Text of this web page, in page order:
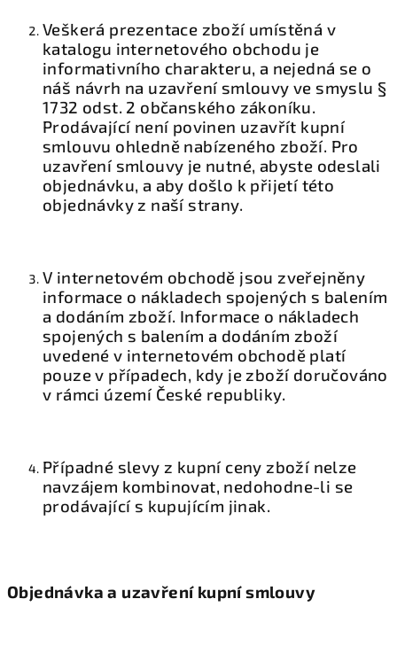
Veškerá prezentace zboží umístěná v
katalogu internetového obchodu je
informativního charakteru, a nejedná se o
náš návrh na uzavření smlouvy ve smyslu §
1732 odst. 2 občanského zákoníku.
Prodávající není povinen uzavřít kupní
smlouvu ohledně nabízeného zboží. Pro
uzavření smlouvy je nutné, abyste odeslali
objednávku, a aby došlo k přijetí této
objednávky z naší strany.
V internetovém obchodě jsou zveřejněny
informace o nákladech spojených s balením
a dodáním zboží. Informace o nákladech
spojených s balením a dodáním zboží
uvedené v internetovém obchodě platí
pouze v případech, kdy je zboží doručováno
v rámci území České republiky.
Případné slevy z kupní ceny zboží nelze
navzájem kombinovat, nedohodne-li se
prodávající s kupujícím jinak.
Objednávka a uzavření kupní smlouvy